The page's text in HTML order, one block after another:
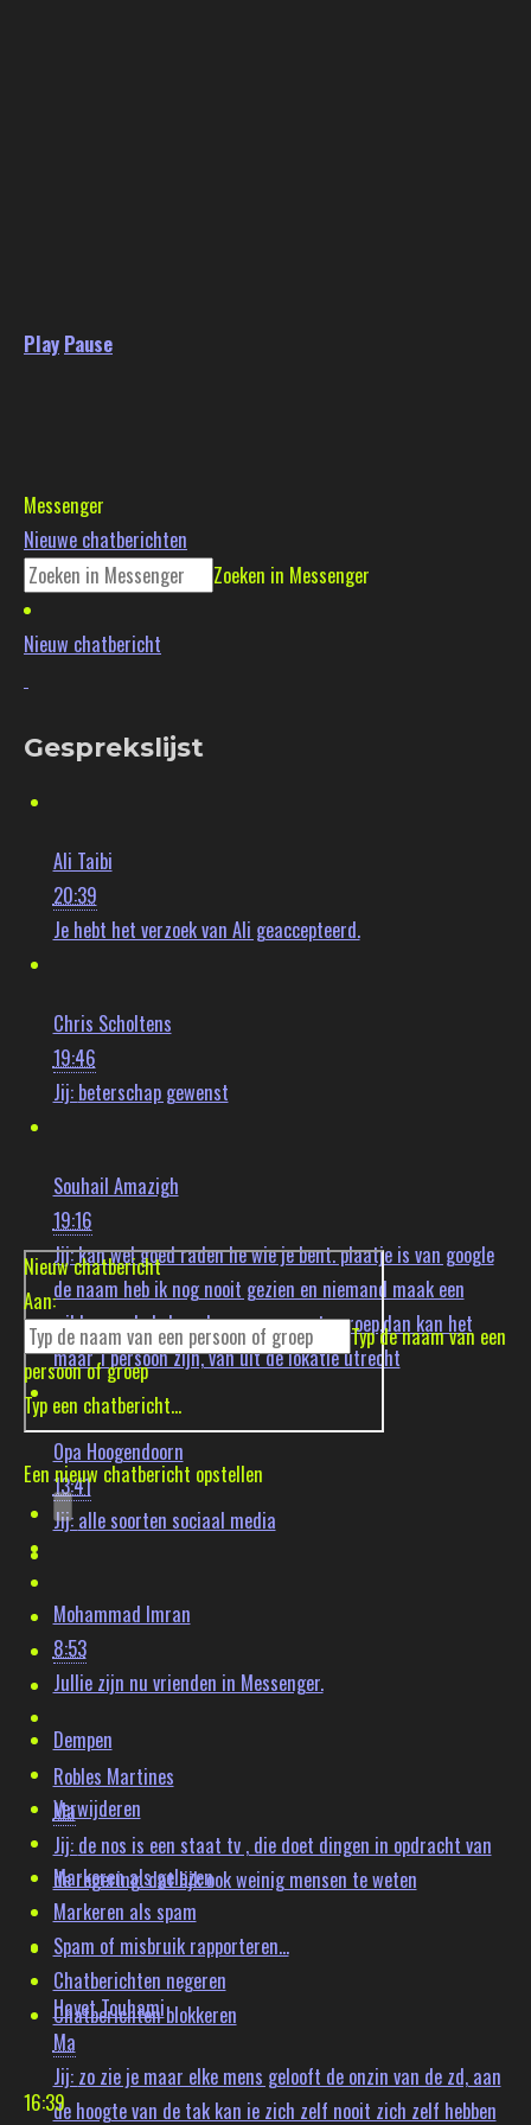
Play Pause
Messenger
Nieuwe chatberichten
Zoeken in Messenger
Nieuw chatbericht
Gesprekslijst
Ali Taibi
20:39
Je hebt het verzoek van Ali geaccepteerd.
Chris Scholtens
19:46
Jij: beterschap gewenst
Souhail Amazigh
19:16
Jij:kan wel goed raden he wie je bent. plaatje is van google
de naam heb ik nog nooit gezien en niemand maak een
wildvreemde beheerder van een grote groep,dan kan het
maar 1 persoon zijn, van uit de lokatie utrecht
Opa Hoogendoorn
13:41
Jij: alle soorten sociaal media
Mohammad Imran
8:53
Jullie zijn nu vrienden in Messenger.
Robles Martines
Ma
Jij: de nos is een staat tv , die doet dingen in opdracht van
de regering. dat lijk ook weinig mensen te weten
Hayet Touhami
Ma
Jij: zo zie je maar elke mens gelooft de onzin van de zd, aan
de hoogte van de tak kan ie zich zelf nooit zich zelf hebben
Nieuw chatbericht
Aan:
Typ de naam van een
persoon of groep
Typ een chatbericht...
Een nieuw chatbericht opstellen
Dempen
Verwijderen
Markeren als gelezen
Markeren als spam
Spam of misbruik rapporteren...
Chatberichten negeren
Chatberichten blokkeren
16:39